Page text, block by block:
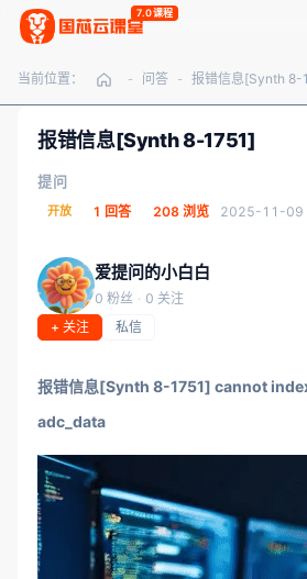
7.0课程
当前位置： - 问答 -
报错信息[Synth 8-1751]
提问
开放 1 回答 208 浏览 2025-11-09
爱提问的小白白
0 粉丝 · 0 关注
+ 关注
私信
报错信息[Synth 8-1751] cannot
adc_data